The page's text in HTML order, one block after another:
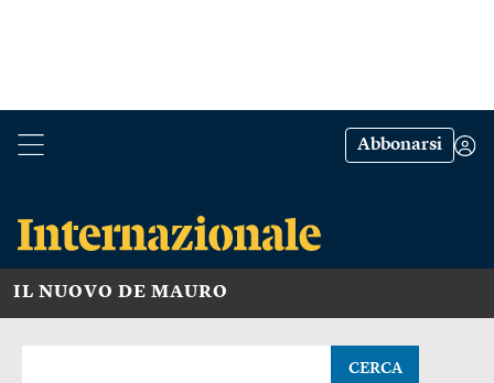
Abbonarsi
IL NUOVO DE MAURO
CERCA